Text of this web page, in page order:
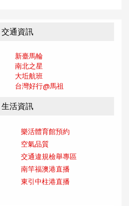
交通資訊
新臺馬輪
南北之星
大坵航班
台灣好行@馬祖
生活資訊
樂活體育館預約
空氣品質
交通違規檢舉專區
南竿福澳港直播
東引中柱港直播